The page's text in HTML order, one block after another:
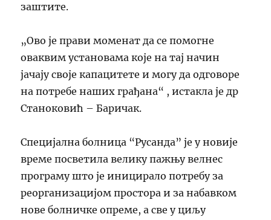
заштите.
„Ово је прави моменат да се помогне
оваквим установама које на тај начин
јачају своје капацитете и могу да одговоре
на потребе наших грађана“ , истакла је др
Станоковић – Баричак.
Специјална болница “Русанда” је у новије
време посветила велику пажњу велнес
програму што је иницирало потребу за
реорганизацијом простора и за набавком
нове болничке опреме, а све у циљу